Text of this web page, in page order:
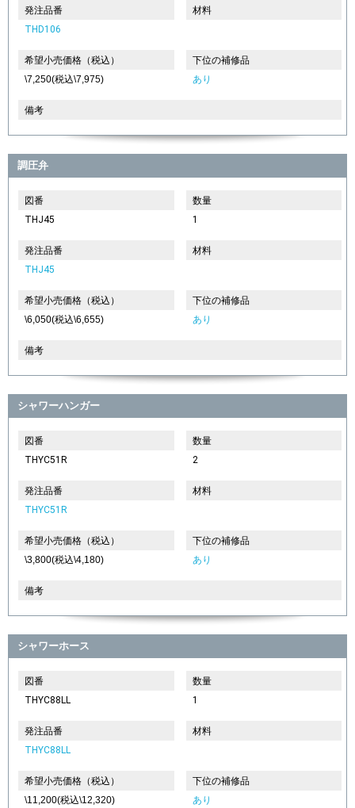
発注品番
THD106
材料
希望小売価格（税込）
\7,250(税込\7,975)
下位の補修品
あり
備考
調圧弁
図番
THJ45
数量
1
発注品番
THJ45
材料
希望小売価格（税込）
\6,050(税込\6,655)
下位の補修品
あり
備考
シャワーハンガー
図番
THYC51R
数量
2
発注品番
THYC51R
材料
希望小売価格（税込）
\3,800(税込\4,180)
下位の補修品
あり
備考
シャワーホース
図番
THYC88LL
数量
1
発注品番
THYC88LL
材料
希望小売価格（税込）
\11,200(税込\12,320)
下位の補修品
あり